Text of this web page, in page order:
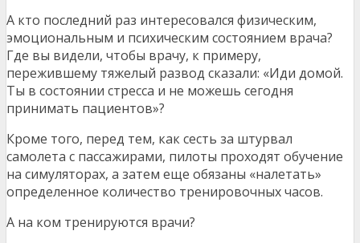
А кто последний раз интересовался физическим,
эмоциональным и психическим состоянием врача?
Где вы видели, чтобы врачу, к примеру,
пережившему тяжелый развод сказали: «Иди домой.
Ты в состоянии стресса и не можешь сегодня
принимать пациентов»?
Кроме того, перед тем, как сесть за штурвал
самолета с пассажирами, пилоты проходят обучение
на симуляторах, а затем еще обязаны «налетать»
определенное количество тренировочных часов.
А на ком тренируются врачи?